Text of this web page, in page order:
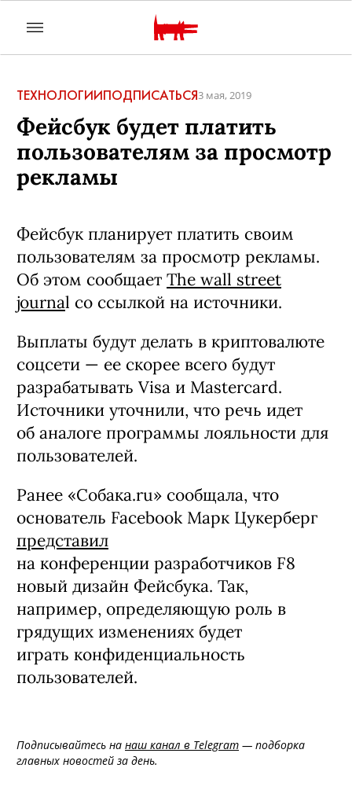
ТЕХНОЛОГИИПОДПИСАТЬСЯ3 мая, 2019
Фейсбук будет платить
пользователям за просмотр
рекламы
Фейсбук планирует платить своим
пользователям за просмотр рекламы.
Об этом сообщает The wall street
journal со ссылкой на источники.
Выплаты будут делать в криптовалюте
соцсети — ее скорее всего будут
разрабатывать Visa и Mastercard.
Источники уточнили, что речь идет
об аналоге программы лояльности для
пользователей.
Ранее «Собака.ru» сообщала, что
основатель Facebook Марк Цукерберг
представил
на конференции разработчиков F8
новый дизайн Фейсбука. Так,
например, определяющую роль в
грядущих изменениях будет
играть конфиденциальность
пользователей.
Подписывайтесь на наш канал в Telegram — подборка
главных новостей за день.